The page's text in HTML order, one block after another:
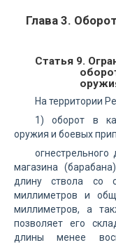
Глава 3.
Статья 9.
На территории
1) оборот в
оружия и боевых
магазина
длину ствола со
миллиметров и
миллиметров, а
позволяет его
длины менее